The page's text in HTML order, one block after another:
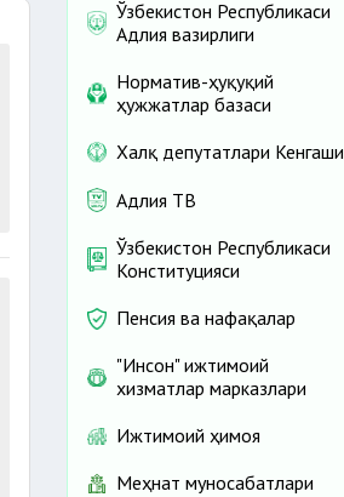
Ўзбекистон Республикаси
Адлия вазирлиги
Норматив-ҳуқуқий
ҳужжатлар базаси
Халқ депутатлари Кенгаши
Адлия ТВ
Ўзбекистон Республикаси
Конституцияси
Пенсия ва нафақалар
"Инсон" ижтимоий
хизматлар марказлари
Ижтимоий ҳимоя
Меҳнат муносабатлари